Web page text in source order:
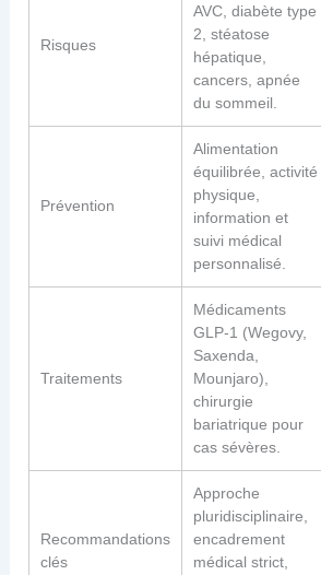
Risques
AVC, diabète type
2, stéatose
hépatique,
cancers, apnée
du sommeil.
Prévention
Alimentation
équilibrée, activité
physique,
information et
suivi médical
personnalisé.
Traitements
Médicaments
GLP-1 (Wegovy,
Saxenda,
Mounjaro),
chirurgie
bariatrique pour
cas sévères.
Recommandations
clés
Approche
pluridisciplinaire,
encadrement
médical strict,